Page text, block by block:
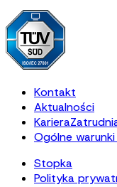
Kontakt
Aktualności
Kariera
Ogólne
Stopka
Polityka